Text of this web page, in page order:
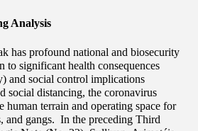
Analysis
has profound national and biosecurity
significant health consequences
and social control implications
social distancing, the coronavirus
human terrain and operating space for
and gangs. In the preceding Third